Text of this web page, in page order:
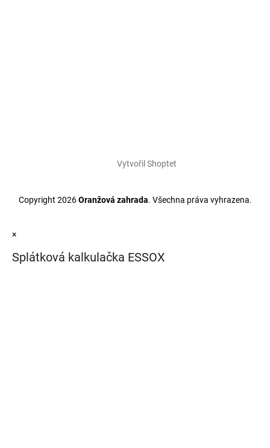
Vytvořil Shoptet
Copyright 2026Oranžová zahrada. Všechna práva vyhrazena.
×
Splátková kalkulačka ESSOX